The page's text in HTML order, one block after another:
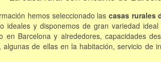
hemos seleccionado las casas rurales
ideales y disponemos de gran variedad
en Barcelona y alrededores, capacidades
algunas de ellas en la habitación, servicio de